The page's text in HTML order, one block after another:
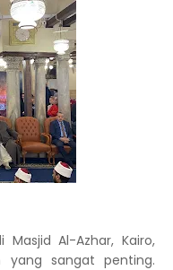
Al-Azhar, Kairo,
yang sangat penting.